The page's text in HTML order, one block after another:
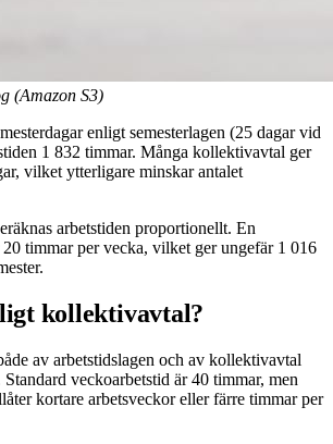
(Amazon S3)
enligt semesterlagen (25 dagar vid
1 832 timmar. Många kollektivavtal ger
vilket ytterligare minskar antalet
arbetstiden proportionellt. En
timmar per vecka, vilket ger ungefär 1 016
kollektivavtal?
av arbetstidslagen och av kollektivavtal
veckoarbetstid är 40 timmar, men
kortare arbetsveckor eller färre timmar per